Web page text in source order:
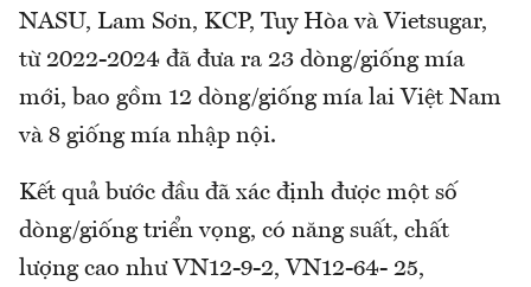
NASU, Lam Sơn, KCP, Tuy Hòa và Vietsugar,
từ 2022-2024 đã đưa ra 23 dòng/giống mía
mới, bao gồm 12 dòng/giống mía lai Việt Nam
và 8 giống mía nhập nội.
Kết quả bước đầu đã xác định được một số
dòng/giống triển vọng, có năng suất, chất
lượng cao như VN12-9-2, VN12-64- 25,